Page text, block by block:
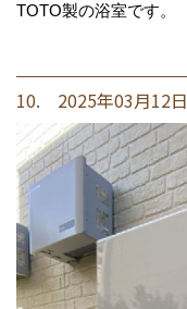
TOTO製の浴室です。
10. 2025年03月12日